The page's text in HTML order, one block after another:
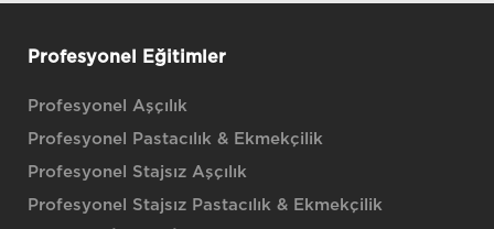
Profesyonel Eğitimler
Profesyonel Aşçılık
Profesyonel Pastacılık & Ekmekçilik
Profesyonel Stajsız Aşçılık
Profesyonel Stajsız Pastacılık & Ekmekçilik